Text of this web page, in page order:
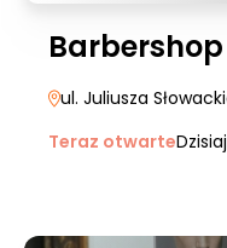
ul. Juliusza
Teraz otwarte